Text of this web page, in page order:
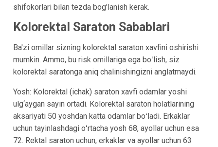
shifokorlari bilan tezda bog'lanish kerak.
Kolorektal Saraton Sabablari
Ba'zi omillar sizning kolorektal saraton xavfini oshirishi
mumkin. Ammo, bu risk omillariga ega boʻlish, siz
kolorektal saratonga aniq chalinishingizni anglatmaydi.
Yosh: Kolorektal (ichak) saraton xavfi odamlar yoshi
ulg‘aygan sayin ortadi. Kolorektal saraton holatlarining
aksariyati 50 yoshdan katta odamlar boʻladi. Erkaklar
uchun tayinlashdagi oʻrtacha yosh 68, ayollar uchun esa
72. Rektal saraton uchun, erkaklar va ayollar uchun 63